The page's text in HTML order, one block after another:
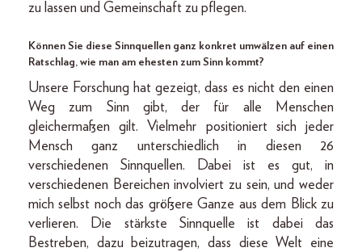
zu lassen und Gemeinschaft zu pflegen.
Können Sie diese Sinnquellen ganz konkret umwälzen auf einen
Ratschlag, wie man am ehesten zum Sinn kommt?
Unsere Forschung hat gezeigt, dass es nicht den einen
Weg zum Sinn gibt, der für alle Menschen
gleichermaßen gilt. Vielmehr positioniert sich jeder
Mensch ganz unterschiedlich in diesen 26
verschiedenen Sinnquellen. Dabei ist es gut, in
verschiedenen Bereichen involviert zu sein, und weder
mich selbst noch das größere Ganze aus dem Blick zu
verlieren. Die stärkste Sinnquelle ist dabei das
Bestreben, dazu beizutragen, dass diese Welt eine